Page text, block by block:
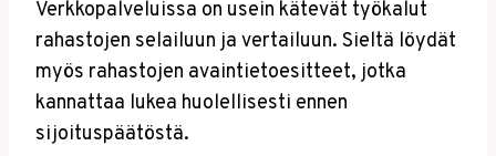
Verkkopalveluissa on usein kätevät työkalut
rahastojen selailuun ja vertailuun. Sieltä löydät
myös rahastojen avaintietoesitteet, jotka
kannattaa lukea huolellisesti ennen
sijoituspäätöstä.